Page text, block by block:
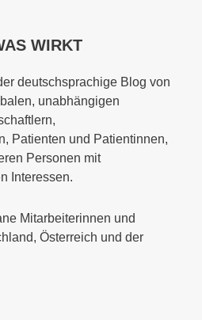
WIRKT
deutschsprachige Blog von
unabhängigen
Patienten und Patientinnen,
Personen mit
Interessen.
Mitarbeiterinnen und
Österreich und der